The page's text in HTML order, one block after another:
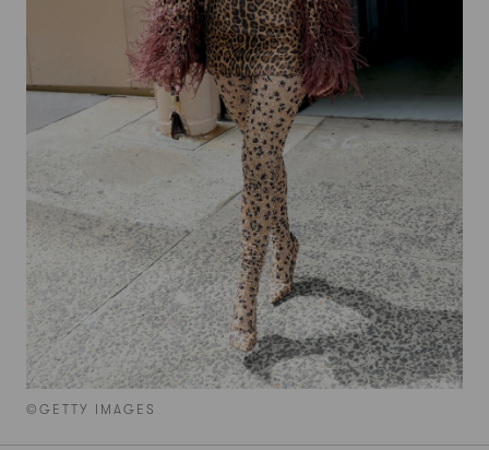
©GETTY IMAGES